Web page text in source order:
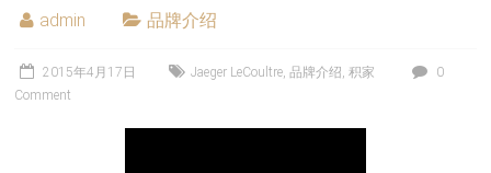
admin 品牌介绍
2015年4月17日 Jaeger LeCoultre,品牌介绍,积家
0
Comment